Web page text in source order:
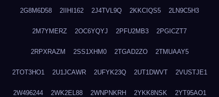
2G8M6D58 2IIHI162 2J4TVL9Q 2KKCIQS5 2LN9C5H3
2M7YMERZ 2OC6YQYJ 2PFU2MB3 2PGICZT7
2RPXRAZM 2SS1XHM0 2TGAD2ZO 2TMUAAY5
2TOT3HO1 2U1JCAWR 2UFYK23Q 2UT1DWVT 2VUSTJE1
2W496244 2WK2EL88 2WNPNKRH 2YKK8NSK 2YT95AO1